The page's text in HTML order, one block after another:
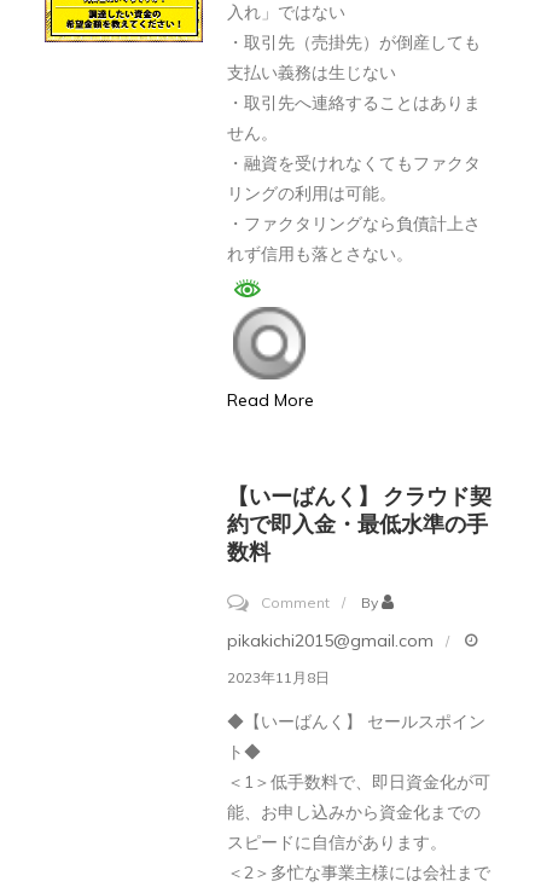
ェ
ー
ブ
ッ
ト
資
金
分
ピ
ド
決!
入れ」ではない
・取引先（売掛先）が倒産しても
支払い義務は生じない
・取引先へ連絡することはありま
せん。
・融資を受けれなくてもファクタ
リングの利用は可能。
・ファクタリングなら負債計上さ
れず信用も落とさない。
Read More
【いーばんく】 クラウド契
約で即入金・最低水準の手
数料
Commenton
【い
ん
く】
ク
ラ
ウ
By
pikakichi2015@gmail.com
2023年11月8日
◆【いーばんく】 セールスポイン
ト◆
＜1＞低手数料で、即日資金化が可
能、お申し込みから資金化までの
スピードに自信があります。
＜2＞多忙な事業主様には会社まで